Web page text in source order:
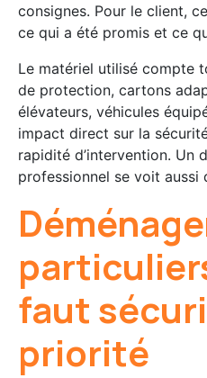
consignes. Pour le client,
ce qui a été promis et ce
Le matériel utilisé compte
de protection, cartons
élévateurs, véhicules
impact direct sur la
rapidité d’intervention. Un
professionnel se voit aussi
faut
priorité